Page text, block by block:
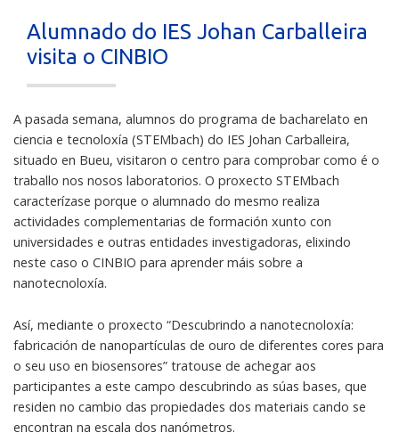
Alumnado do IES Johan Carballeira
visita o CINBIO
A pasada semana, alumnos do programa de bacharelato en
ciencia e tecnoloxía (STEMbach) do IES Johan Carballeira,
situado en Bueu, visitaron o centro para comprobar como é o
traballo nos nosos laboratorios. O proxecto STEMbach
caracterízase porque o alumnado do mesmo realiza
actividades complementarias de formación xunto con
universidades e outras entidades investigadoras, elixindo
neste caso o CINBIO para aprender máis sobre a
nanotecnoloxía.
Así, mediante o proxecto “Descubrindo a nanotecnoloxía:
fabricación de nanopartículas de ouro de diferentes cores para
o seu uso en biosensores” tratouse de achegar aos
participantes a este campo descubrindo as súas bases, que
residen no cambio das propiedades dos materiais cando se
encontran na escala dos nanómetros.